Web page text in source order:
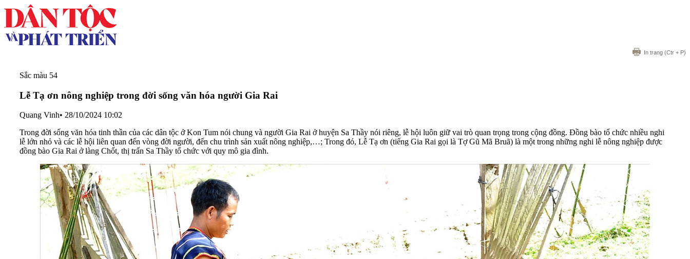
In trang (Ctr + P)
Sắc màu 54
Lễ Tạ ơn nông nghiệp trong đời sống văn hóa người Gia Rai
Quang Vinh• 28/10/2024 10:02
Trong đời sống văn hóa tinh thần của các dân tộc ở Kon Tum nói chung và người Gia Rai ở huyện Sa Thầy nói riêng, lễ hội luôn giữ vai trò quan trọng trong cộng đồng. Đồng bào tổ chức nhiều nghi
lễ lớn nhỏ và các lễ hội liên quan đến vòng đời người, đến chu trình sản xuất nông nghiệp,…; Trong đó, Lễ Tạ ơn (tiếng Gia Rai gọi là Tợ Gũ Mã Bruã) là một trong những nghi lễ nông nghiệp được
đồng bào Gia Rai ở làng Chốt, thị trấn Sa Thầy tổ chức với quy mô gia đình.